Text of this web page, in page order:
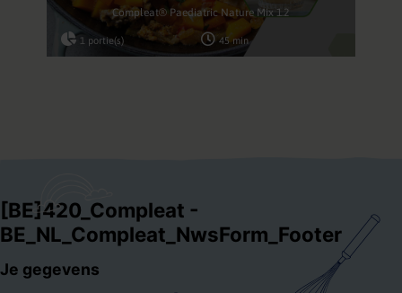
Compleat® Paediatric Nature Mix 1.2
1 portie(s) 45 min